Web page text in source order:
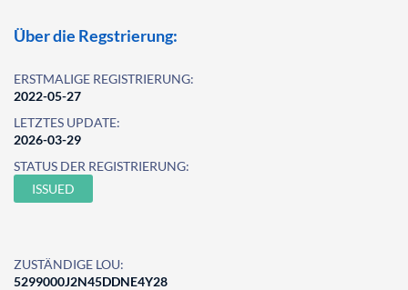
Über die Regstrierung:
ERSTMALIGE REGISTRIERUNG:
2022-05-27
LETZTES UPDATE:
2026-03-29
STATUS DER REGISTRIERUNG:
ISSUED
ZUSTÄNDIGE LOU:
5299000J2N45DDNE4Y28